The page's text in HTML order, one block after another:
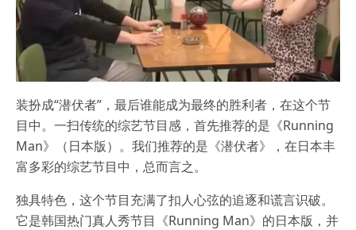
装扮成“潜伏者”，最后谁能成为最终的胜利者，在这个节
目中。一扫传统的综艺节目感，首先推荐的是《Running
Man》（日本版）。我们推荐的是《潜伏者》，在日本丰
富多彩的综艺节目中，总而言之。
独具特色，这个节目充满了扣人心弦的追逐和谎言识破。
它是韩国热门真人秀节目《Running Man》的日本版，并